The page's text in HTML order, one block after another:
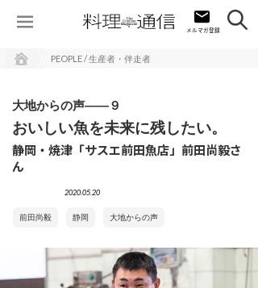
PEOPLE / 生産者・伴走者
大地からの声――９
おいしい魚を未来に残したい。
静岡・焼津「サスエ前田魚店」前田尚毅さ
ん
2020.05.20
前田尚毅 静岡 大地からの声